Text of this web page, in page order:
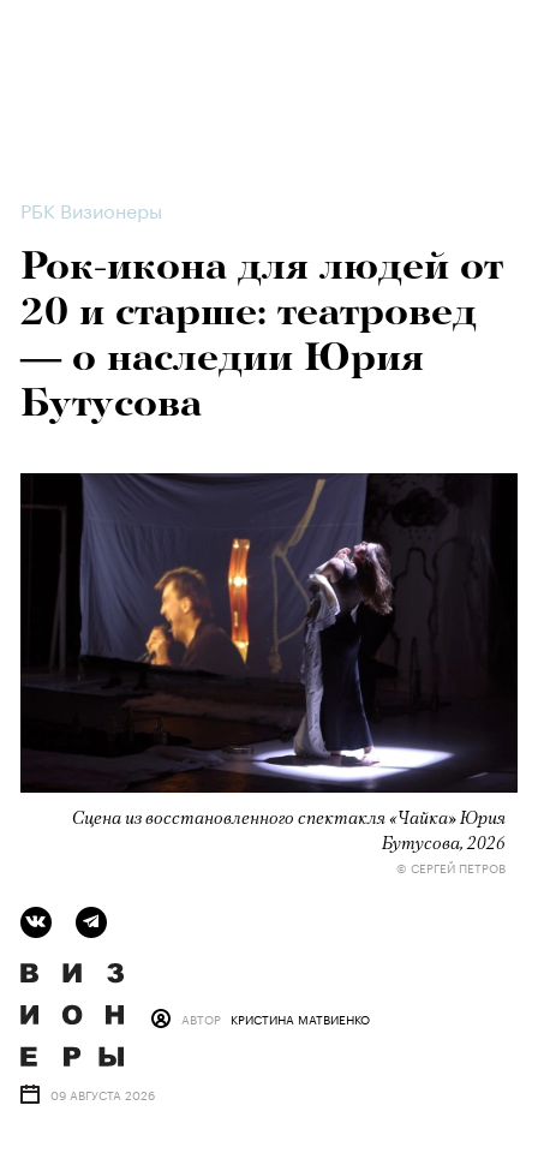
РБК Визионеры
Рок-икона для людей от
20 и старше: театровед
— о наследии Юрия
Бутусова
Сцена из восстановленного спектакля «Чайка» Юрия
Бутусова, 2026
© СЕРГЕЙ ПЕТРОВ
АВТОР КРИСТИНА МАТВИЕНКО
09 АВГУСТА 2026